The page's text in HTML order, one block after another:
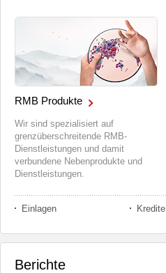
RMB Produkte
Wir sind spezialisiert auf
grenzüberschreitende RMB-
Dienstleistungen und damit
verbundene Nebenprodukte und
Dienstleistungen.
Einlagen Kredite
Berichte